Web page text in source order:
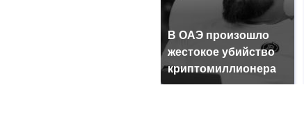
В ОАЭ произошло
жестокое убийство
криптомиллионера